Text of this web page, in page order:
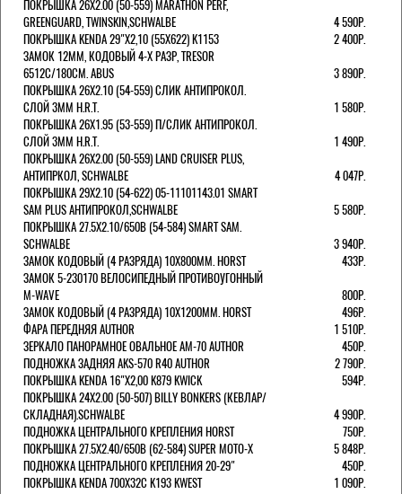
ПОКРЫШКА 26X2.00 (50-559) MARATHON PERF,
GREENGUARD, TWINSKIN,SCHWALBE
4 590Р.
ПОКРЫШКА KENDA 29"Х2,10 (55X622) K1153
2 400Р.
ЗАМОК 12ММ, КОДОВЫЙ 4-Х РАЗР, TRESOR
6512C/180СМ. ABUS
3 890Р.
ПОКРЫШКА 26X2.10 (54-559) СЛИК АНТИПРОКОЛ.
СЛОЙ 3ММ H.R.T.
1 580Р.
ПОКРЫШКА 26X1.95 (53-559) П/СЛИК АНТИПРОКОЛ.
СЛОЙ 3ММ H.R.T.
1 490Р.
ПОКРЫШКА 26X2.00 (50-559) LAND CRUISER PLUS,
АНТИПРКОЛ, SCHWALBE
4 047Р.
ПОКРЫШКА 29X2.10 (54-622) 05-11101143.01 SMART
SAM PLUS АНТИПРОКОЛ,SCHWALBE
5 580Р.
ПОКРЫШКА 27.5X2.10/650B (54-584) SMART SAM.
SCHWALBE
3 940Р.
ЗАМОК КОДОВЫЙ (4 РАЗРЯДА) 10Х800ММ. HORST
433Р.
ЗАМОК 5-230170 ВЕЛОСИПЕДНЫЙ ПРОТИВОУГОННЫЙ
M-WAVE
800Р.
ЗАМОК КОДОВЫЙ (4 РАЗРЯДА) 10Х1200ММ. HORST
496Р.
ФАРА ПЕРЕДНЯЯ AUTHOR
1 510Р.
ЗЕРКАЛО ПАНОРАМНОЕ ОВАЛЬНОЕ AM-70 AUTHOR
450Р.
ПОДНОЖКА ЗАДНЯЯ AKS-570 R40 AUTHOR
2 790Р.
ПОКРЫШКА KENDA 16"Х2,00 K879 KWICK
594Р.
ПОКРЫШКА 24X2.00 (50-507) BILLY BONKERS (КЕВЛАР/
СКЛАДНАЯ).SCHWALBE
4 990Р.
ПОДНОЖКА ЦЕНТРАЛЬНОГО КРЕПЛЕНИЯ HORST
750Р.
ПОКРЫШКА 27.5X2.40/650B (62-584) SUPER MOTO-X
5 848Р.
ПОДНОЖКА ЦЕНТРАЛЬНОГО КРЕПЛЕНИЯ 20-29"
450Р.
ПОКРЫШКА KENDA 700Х32С K193 KWEST
1 090Р.